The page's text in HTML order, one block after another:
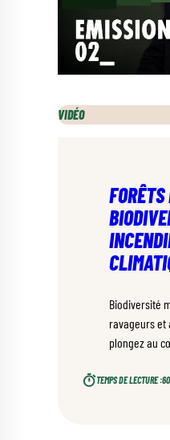
VIDÉO
Biodiversité
ravageurs et
plongez au
et élus
TEMPS DE LECTURE :